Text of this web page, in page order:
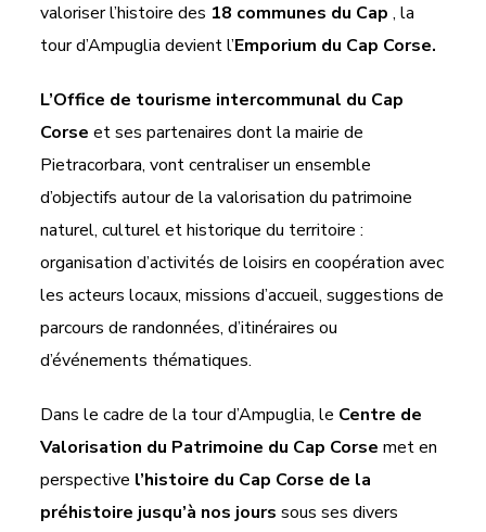
valoriser l’histoire des 18 communes du Cap, la
tour d’Ampuglia devient l’Emporium du Cap Corse.
L’Office de tourisme intercommunal du Cap
Corseet ses partenaires dont la mairie de
Pietracorbara, vont centraliser un ensemble
d’objectifs autour de la valorisation du patrimoine
naturel, culturel et historique du territoire :
organisation d’activités de loisirs en coopération avec
les acteurs locaux, missions d’accueil, suggestions de
parcours de randonnées, d’itinéraires ou
d’événements thématiques.
Dans le cadre de la tour d’Ampuglia, le Centre de
Valorisation du Patrimoine du Cap Corsemet en
perspective l’histoire du Cap Corse de la
préhistoire jusqu’à nos jourssous ses divers